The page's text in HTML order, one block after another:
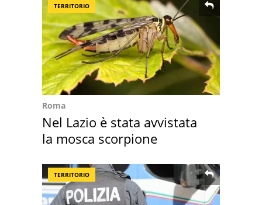
TERRITORIO
Roma
Nel Lazio è stata avvistata
la mosca scorpione
TERRITORIO